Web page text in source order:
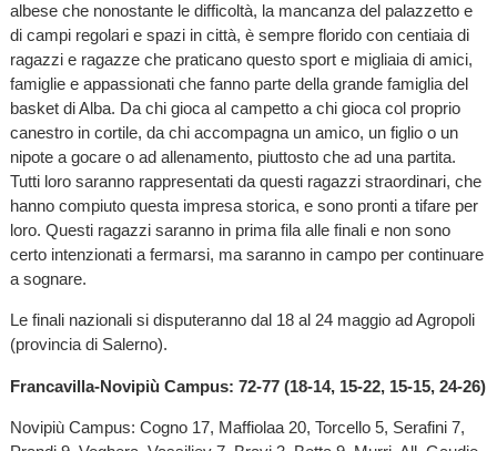
albese che nonostante le difficoltà, la mancanza del palazzetto e
di campi regolari e spazi in città, è sempre florido con centiaia di
ragazzi e ragazze che praticano questo sport e migliaia di amici,
famiglie e appassionati che fanno parte della grande famiglia del
basket di Alba. Da chi gioca al campetto a chi gioca col proprio
canestro in cortile, da chi accompagna un amico, un figlio o un
nipote a gocare o ad allenamento, piuttosto che ad una partita.
Tutti loro saranno rappresentati da questi ragazzi straordinari, che
hanno compiuto questa impresa storica, e sono pronti a tifare per
loro. Questi ragazzi saranno in prima fila alle finali e non sono
certo intenzionati a fermarsi, ma saranno in campo per continuare
a sognare.
Le finali nazionali si disputeranno dal 18 al 24 maggio ad Agropoli
(provincia di Salerno).
Francavilla-Novipiù Campus: 72-77 (18-14, 15-22, 15-15, 24-26)
Novipiù Campus: Cogno 17, Maffiolaa 20, Torcello 5, Serafini 7,